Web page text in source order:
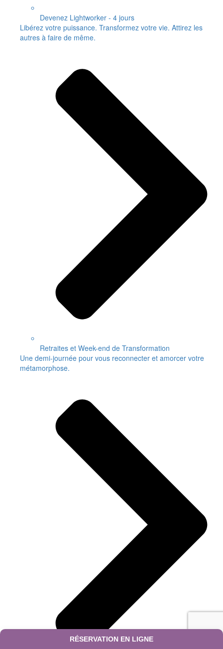
Devenez Lightworker - 4 jours
Libérez votre puissance. Transformez votre vie. Attirez les
autres à faire de même.
Retraites et Week-end de Transformation
Une demi-journée pour vous reconnecter et amorcer votre
métamorphose.
RÉSERVATION EN LIGNE